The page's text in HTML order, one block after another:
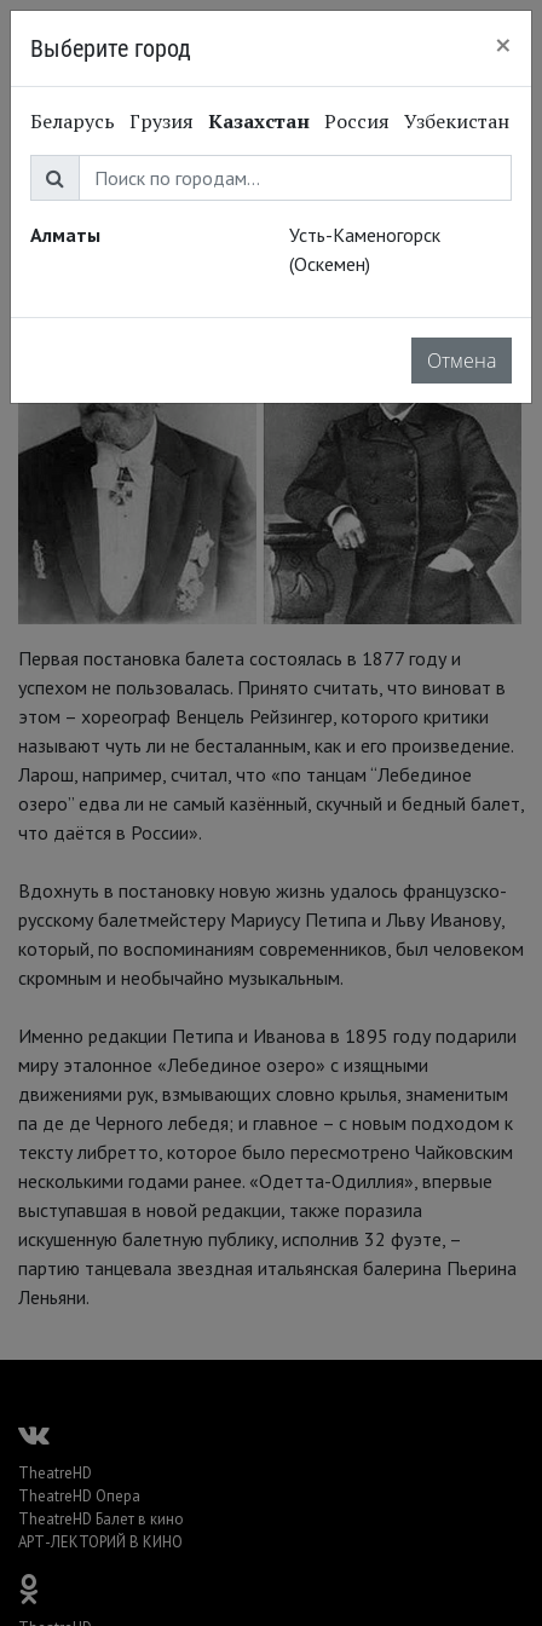
23.01.2015 Большой театр
Лебединое озеро. 25
января
Первая постановка балета состоялась в 1877 году и
успехом не пользовалась. Принято считать, что виноват в
этом – хореограф Венцель Рейзингер, которого критики
называют чуть ли не бесталанным, как и его произведение.
Ларош, например, считал, что «по танцам “Лебединое
озеро” едва ли не самый казённый, скучный и бедный балет,
что даётся в России».
Вдохнуть в постановку новую жизнь удалось французско-
русскому балетмейстеру Мариусу Петипа и Льву Иванову,
который, по воспоминаниям современников, был человеком
скромным и необычайно музыкальным.
Именно редакции Петипа и Иванова в 1895 году подарили
миру эталонное «Лебединое озеро» с изящными
движениями рук, взмывающих словно крылья, знаменитым
па де де Черного лебедя; и главное – с новым подходом к
тексту либретто, которое было пересмотрено Чайковским
несколькими годами ранее. «Одетта-Одиллия», впервые
выступавшая в новой редакции, также поразила
искушенную балетную публику, исполнив 32 фуэте, –
партию танцевала звездная итальянская балерина Пьерина
Леньяни.
TheatreHD
TheatreHD Опера
TheatreHD Балет в кино
АРТ-ЛЕКТОРИЙ В КИНО
Выберите город ×
Беларусь Грузия Казахстан Россия Узбекистан
Алматы
Усть-Каменогорск
(Оскемен)
Отмена